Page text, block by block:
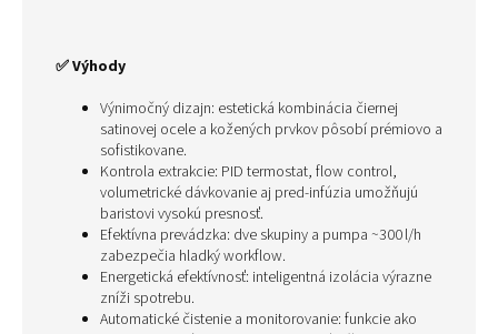
✅ Výhody
Výnimočný dizajn: estetická kombinácia čiernej
satinovej ocele a kožených prvkov pôsobí prémiovo a
sofistikovane.
Kontrola extrakcie: PID termostat, flow control,
volumetrické dávkovanie aj pred-infúzia umožňujú
baristovi vysokú presnosť.
Efektívna prevádzka: dve skupiny a pumpa ~300 l/h
zabezpečia hladký workflow.
Energetická efektívnosť: inteligentná izolácia výrazne
zníži spotrebu.
Automatické čistenie a monitorovanie: funkcie ako